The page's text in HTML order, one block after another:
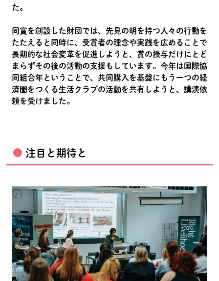
た。
同賞を創設した財団では、先見の明を持つ人々の行動を
たたえると同時に、受賞者の理念や実践を広めることで
長期的な社会変革を促進しようと、賞の授与だけにとど
まらずその後の活動の支援もしています。今年は国際協
同組合年ということで、共同購入を基盤にもう一つの経
済圏をつくる生活クラブの活動を共有しようと、講演依
頼を受けました。
注目と期待と